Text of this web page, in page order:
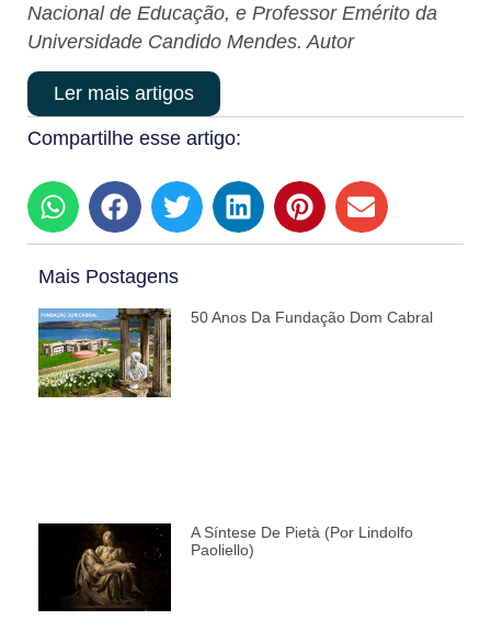
Nacional de Educação, e Professor Emérito da
Universidade Candido Mendes. Autor
Ler mais artigos
Compartilhe esse artigo:
Mais Postagens
50 Anos Da Fundação Dom Cabral
A Síntese De Pietà (por Lindolfo
Paoliello)